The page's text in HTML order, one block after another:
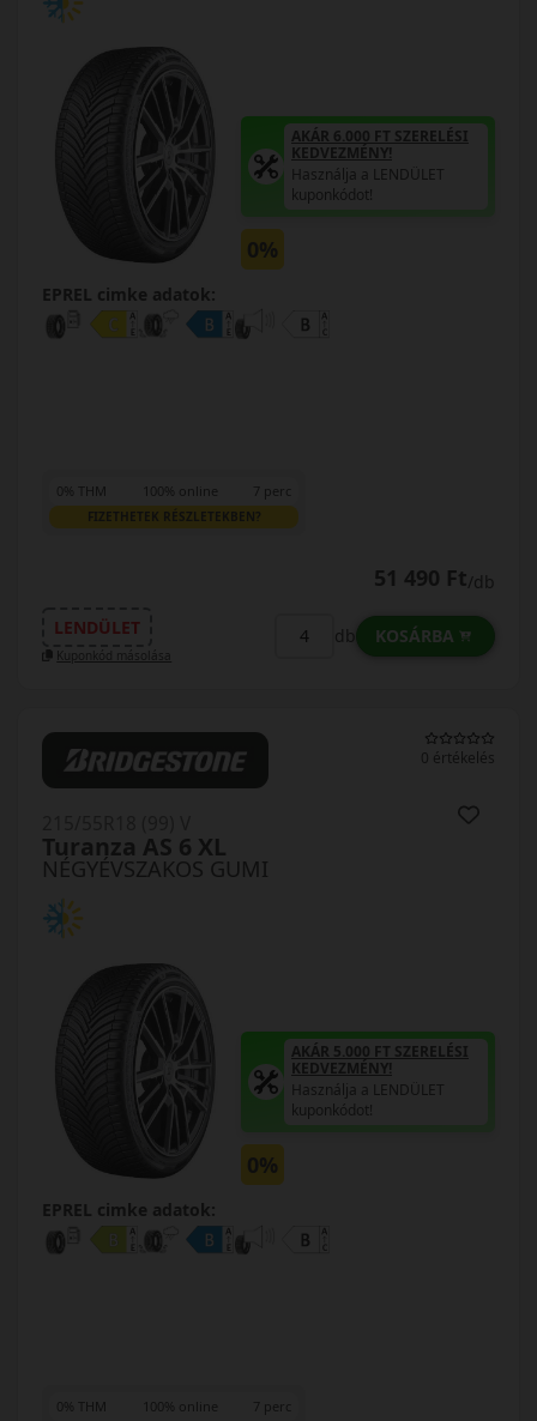
AKÁR 6.000 FT SZERELÉSI
KEDVEZMÉNY!
Használja a LENDÜLET
kuponkódot!
0%
EPREL cimke adatok:
0% THM 100% online 7 perc
FIZETHETEK RÉSZLETEKBEN?
51 490 Ft/db
LENDÜLET
Kuponkód másolása
db KOSÁRBA
0 értékelés
NÉGYÉVSZAKOS GUMI
Turanza AS 6 XL
AKÁR 5.000 FT SZERELÉSI
KEDVEZMÉNY!
Használja a LENDÜLET
kuponkódot!
0%
EPREL cimke adatok:
0% THM 100% online 7 perc